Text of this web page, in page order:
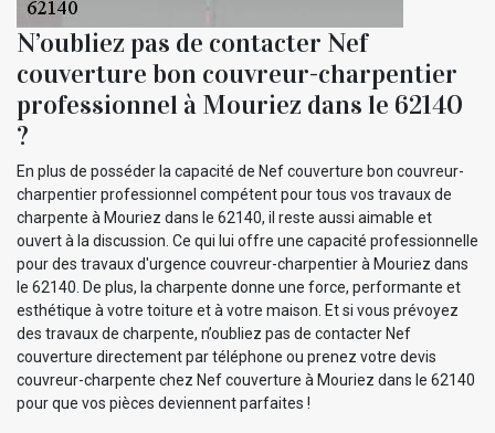
N’oubliez pas de contacter Nef
couverture bon couvreur-charpentier
professionnel à Mouriez dans le 62140
?
En plus de posséder la capacité de Nef couverture bon couvreur-
charpentier professionnel compétent pour tous vos travaux de
charpente à Mouriez dans le 62140, il reste aussi aimable et
ouvert à la discussion. Ce qui lui offre une capacité professionnelle
pour des travaux d'urgence couvreur-charpentier à Mouriez dans
le 62140. De plus, la charpente donne une force, performante et
esthétique à votre toiture et à votre maison. Et si vous prévoyez
des travaux de charpente, n’oubliez pas de contacter Nef
couverture directement par téléphone ou prenez votre devis
couvreur-charpente chez Nef couverture à Mouriez dans le 62140
pour que vos pièces deviennent parfaites !